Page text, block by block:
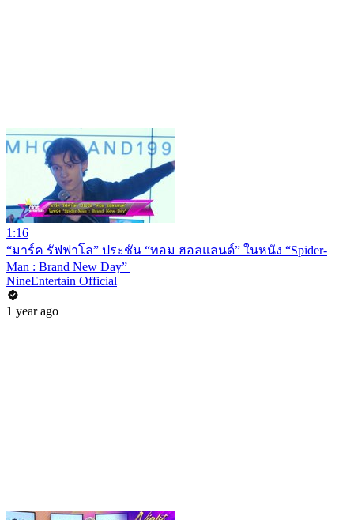
1:16
“มาร์ค รัฟฟาโล” ประชัน “ทอม ฮอลแลนด์” ในหนัง “Spider-
Man : Brand New Day”
NineEntertain Official
1 year ago